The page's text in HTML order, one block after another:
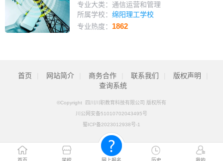
专业大类：通信运营和管理
所属学校： 绵阳理工学校
专业热度： 1862
首页 网站简介 商务合作 联系我们 版权声明
查询系统
©Copyright 四川川职教育科技有限公司 版权所有
川公网安备51010702043495号
蜀ICP备2023012938号-1